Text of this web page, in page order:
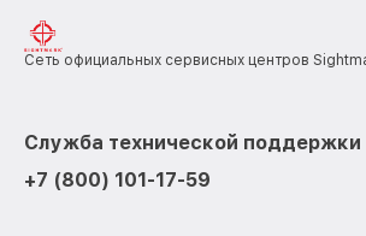
Сеть официальных сервисных центров
Служба технической поддержки
+7 (800) 101-17-59